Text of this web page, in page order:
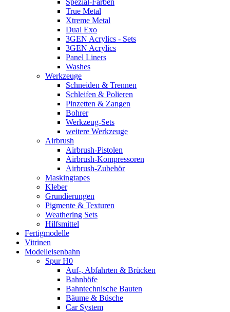
Spezial-Farben
True Metal
Xtreme Metal
Dual Exo
3GEN Acrylics - Sets
3GEN Acrylics
Panel Liners
Washes
Werkzeuge
Schneiden & Trennen
Schleifen & Polieren
Pinzetten & Zangen
Bohrer
Werkzeug-Sets
weitere Werkzeuge
Airbrush
Airbrush-Pistolen
Airbrush-Kompressoren
Airbrush-Zubehör
Maskingtapes
Kleber
Grundierungen
Pigmente & Texturen
Weathering Sets
Hilfsmittel
Fertigmodelle
Vitrinen
Modelleisenbahn
Spur H0
Auf-, Abfahrten & Brücken
Bahnhöfe
Bahntechnische Bauten
Bäume & Büsche
Car System